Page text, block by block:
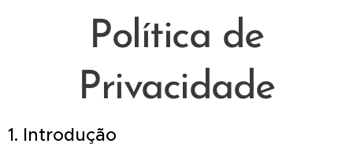
Política de
Privacidade
1. Introdução